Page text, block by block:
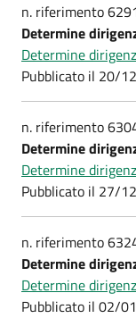
n. riferimento
Determine
Determine
Pubblicato il 20/
n. riferimento
Determine
Determine
Pubblicato il 27/
n. riferimento
Determine
Determine
Pubblicato il 02/